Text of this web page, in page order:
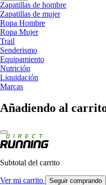
Zapatillas de hombre
Zapatillas de mujer
Ropa Hombre
Ropa Mujer
Trail
Senderismo
Equipamiento
Nutrición
Liquidación
Marcas
Añadiendo al
Subtotal del carrito
Ver mi carrito Seguir comprando